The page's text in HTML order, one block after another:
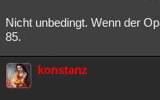
Philosophie
Astronomie
Nicht unbedingt. Wenn der
85.
konstanz